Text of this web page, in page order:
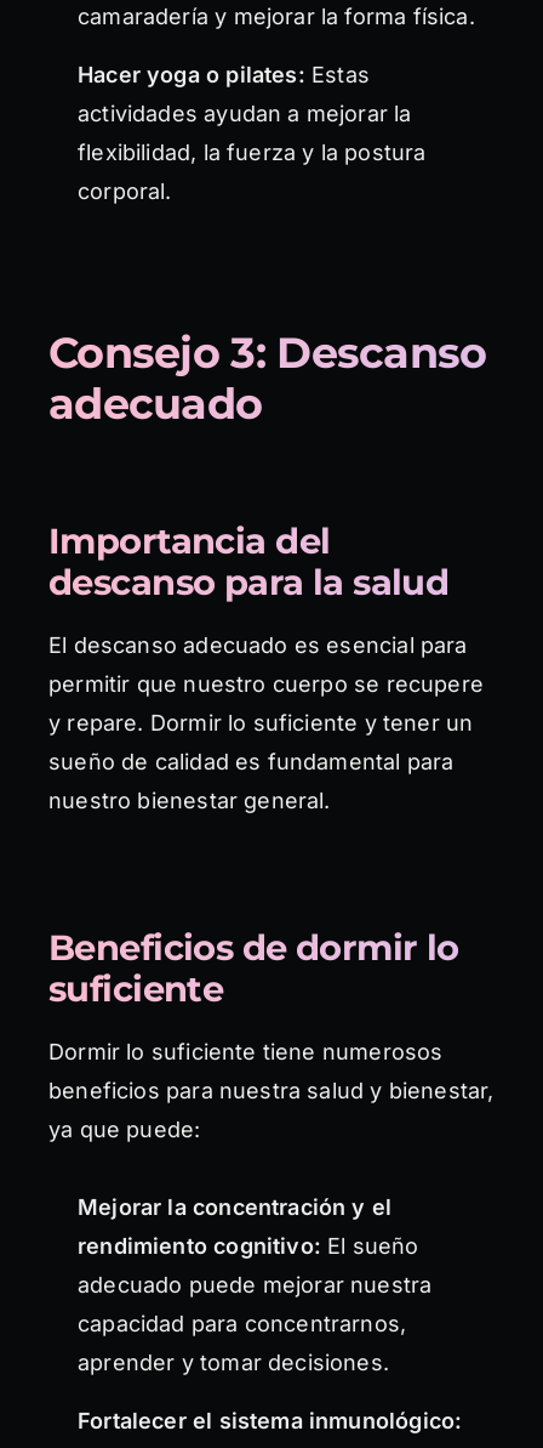
camaradería y mejorar la forma física.
Hacer yoga o pilates: Estas
actividades ayudan a mejorar la
flexibilidad, la fuerza y la postura
corporal.
Consejo 3: Descanso
adecuado
Importancia del
descanso para la salud
El descanso adecuado es esencial para
permitir que nuestro cuerpo se recupere
y repare. Dormir lo suficiente y tener un
sueño de calidad es fundamental para
nuestro bienestar general.
Beneficios de dormir lo
suficiente
Dormir lo suficiente tiene numerosos
beneficios para nuestra salud y bienestar,
ya que puede:
Mejorar la concentración y el
rendimiento cognitivo: El sueño
adecuado puede mejorar nuestra
capacidad para concentrarnos,
aprender y tomar decisiones.
Fortalecer el sistema inmunológico: